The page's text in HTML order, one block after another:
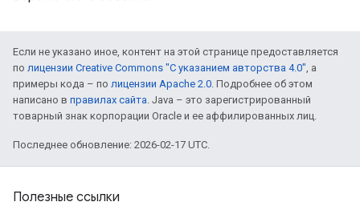
Если не указано иное, контент на этой странице предоставляется
по лицензии Creative Commons "С указанием авторства 4.0", а
примеры кода – по лицензии Apache 2.0. Подробнее об этом
написано в правилах сайта. Java – это зарегистрированный
товарный знак корпорации Oracle и ее аффилированных лиц.
Последнее обновление: 2026-02-17 UTC.
Полезные ссылки